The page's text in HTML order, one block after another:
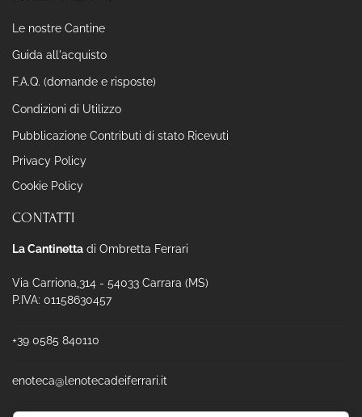
Le nostre Cantine
Guida all'acquisto
F.A.Q. (domande e risposte)
Condizioni di Utilizzo
Pubblicazione Contributi di stato Ricevuti
Privacy Policy
Cookie Policy
CONTATTI
La Cantinetta di Ombretta Ferrari
Via Carriona,314 - 54033 Carrara (MS)
P.IVA: 01158630457
+39 0585 840110
enoteca@lenotecadeiferrari.it